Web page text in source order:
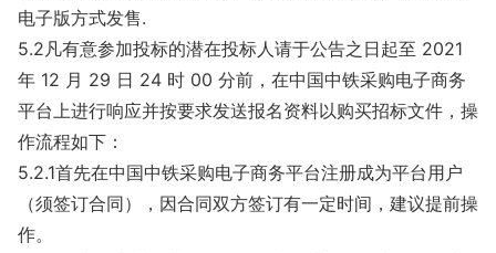
电子版方式发售.
5.2凡有意参加投标的潜在投标人请于公告之日起至 2021
年 12 月 29 日 24 时 00 分前，在中国中铁采购电子商务
平台上进行响应并按要求发送报名资料以购买招标文件，操
作流程如下：
5.2.1首先在中国中铁采购电子商务平台注册成为平台用户
（须签订合同），因合同双方签订有一定时间，建议提前操
作。